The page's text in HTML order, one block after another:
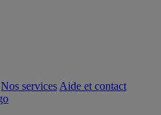
Nos services